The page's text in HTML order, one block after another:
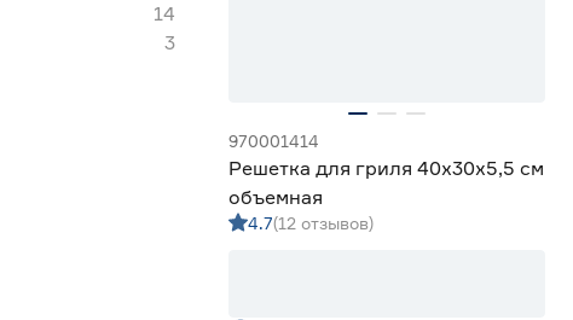
14
3
970001414
Решетка для гриля 40x30x5,5 см
объемная
4.7(12 отзывов)